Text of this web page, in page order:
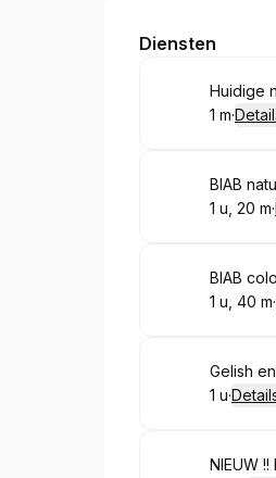
Nagelstudio S-
Diensten
Boek
Huidige
. Duur:
1 m·
Boek
BIAB
. Duur:
1 u, 20 m·
Boek
BIAB
. Duur :
1 u, 40 m·
Boek
Gelish
. Duur:
1 u·
Boek
NIEUW